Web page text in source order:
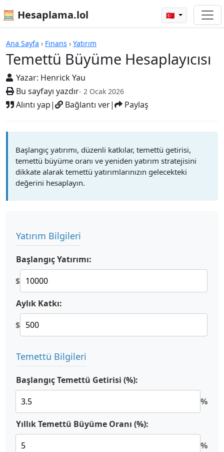
🧮 Hesaplama.lol 🇹🇷
Ana Sayfa › Finans › Yatırım
Temettü Büyüme Hesaplayıcısı
Yazar: Henrick Yau
Bu sayfayı yazdır- 2 Ocak 2026
Alıntı yap| Bağlantı ver| Paylaş
Hesap Makineleri
Başlangıç yatırımı, düzenli katkılar, temettü getirisi,
temettü büyüme oranı ve yeniden yatırım stratejisini
dikkate alarak temettü yatırımlarınızın gelecekteki
değerini hesaplayın.
Yatırım Bilgileri
Başlangıç Yatırımı:
$
Aylık Katkı:
$
Temettü Bilgileri
Başlangıç Temettü Getirisi (%):
%
Yıllık Temettü Büyüme Oranı (%):
%